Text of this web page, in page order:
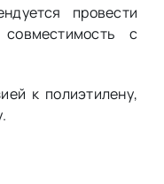
провести
с
к полиэтилену,